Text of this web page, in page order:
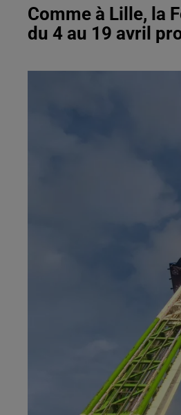
Comme à Lille, la
du 4 au 19 avril